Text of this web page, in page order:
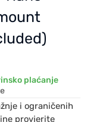
plaćanje
i ograničenih
provjerite